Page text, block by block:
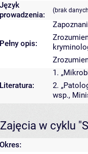
Język
prowadzenia:
(brak
Pełny opis:
Literatura:
1.
2.
wsp.,
Zajęcia w cyklu
Okres: